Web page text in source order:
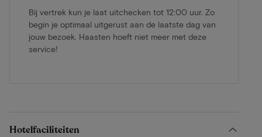
Bij vertrek kun je laat uitchecken tot 12:00 uur. Zo
begin je optimaal uitgerust aan de laatste dag van
jouw bezoek. Haasten hoeft niet meer met deze
service!
Hotelfaciliteiten